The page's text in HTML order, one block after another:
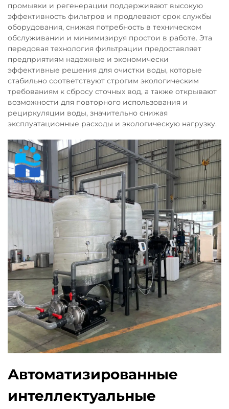
промывки и регенерации поддерживают высокую
эффективность фильтров и продлевают срок службы
оборудования, снижая потребность в техническом
обслуживании и минимизируя простои в работе. Эта
передовая технология фильтрации предоставляет
предприятиям надёжные и экономически
эффективные решения для очистки воды, которые
стабильно соответствуют строгим экологическим
требованиям к сбросу сточных вод, а также открывают
возможности для повторного использования и
рециркуляции воды, значительно снижая
эксплуатационные расходы и экологическую нагрузку.
Автоматизированные
интеллектуальные